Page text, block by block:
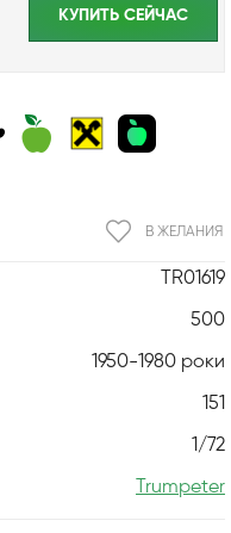
TR01619
500
1950-1980 роки
151
1/72
Trumpeter
КУПИТЬ CЕЙЧАС
В ЖЕЛАНИЯ